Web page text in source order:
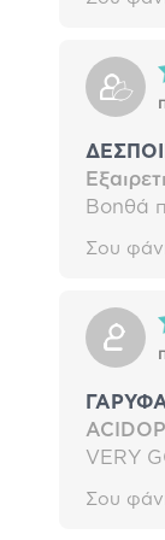
Βοηθά
Σου
VERY
Σου